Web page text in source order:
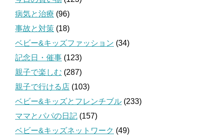
病気と治療 (96)
事故と対策 (18)
ベビー&キッズファッション (34)
記念日・催事 (123)
親子で楽しむ (287)
親子で行ける店 (103)
ベビー&キッズとフレンチブル (233)
ママとパパの日記 (157)
ベビー&キッズネットワーク (49)